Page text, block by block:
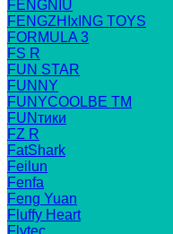
FENGNIU
FENGZHIxING TOYS
FORMULA 3
FS R
FUN STAR
FUNNY
FUNYCOOLBE TM
FUNтики
FZ R
FatShark
Feilun
Fenfa
Feng Yuan
Fluffy Heart
Flytec